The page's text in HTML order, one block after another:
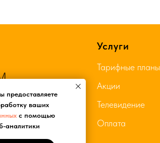
предоставляете
ваших
с помощью
аналитики
Услуги
Тарифные планы
Акции
Телевидение
Оплата